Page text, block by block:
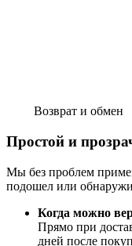
Возврат и обмен
Простой и
Мы без проблем
подошел или
Когда можно
Прямо при
дней после